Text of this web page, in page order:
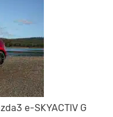
e-SKYACTIV G